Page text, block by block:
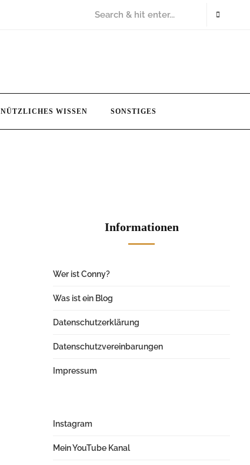
NÜTZLICHES WISSEN SONSTIGES
Informationen
Wer ist Conny?
Was ist ein Blog
Datenschutzerklärung
Datenschutzvereinbarungen
Impressum
Instagram
Mein YouTube Kanal